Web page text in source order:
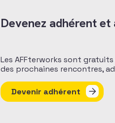
Devenez adhérent
Les AFFterworks sont
des prochaines rencontres,
Devenir adhérent